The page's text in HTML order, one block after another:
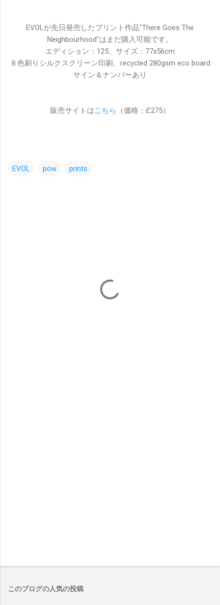
EVOLが先日発売したプリント作品"There Goes The
Neighbourhood"はまだ購入可能です。
エディション：125、サイズ：77x56cm
８色刷りシルクスクリーン印刷、recycled 280gsm eco board
サイン＆ナンバーあり
販売サイトはこちら （価格：£275）
EVOL pow prints
このブログの人気の投稿